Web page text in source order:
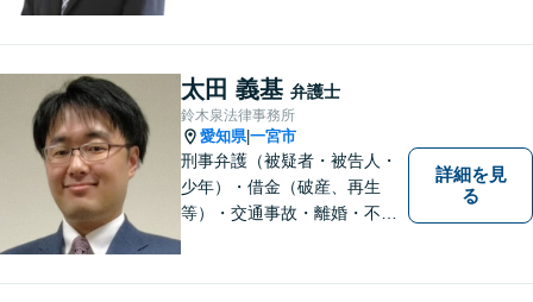
相談してもいいのか分からな
い」という方も、まずはお気
軽にご相談ください。
太田 義基 弁護士
鈴木泉法律事務所
愛知県|一宮市
刑事弁護（被疑者・被告人・
少年）・借金（破産、再生
等）・交通事故・離婚・不貞
売買等）・親族関係を巡るト
詳細を見
る